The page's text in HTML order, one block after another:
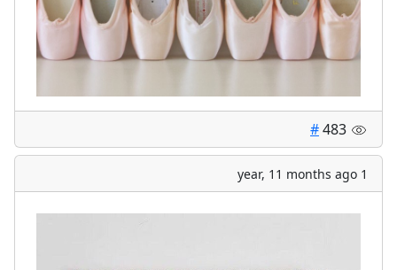
#
1 year, 11 months ago